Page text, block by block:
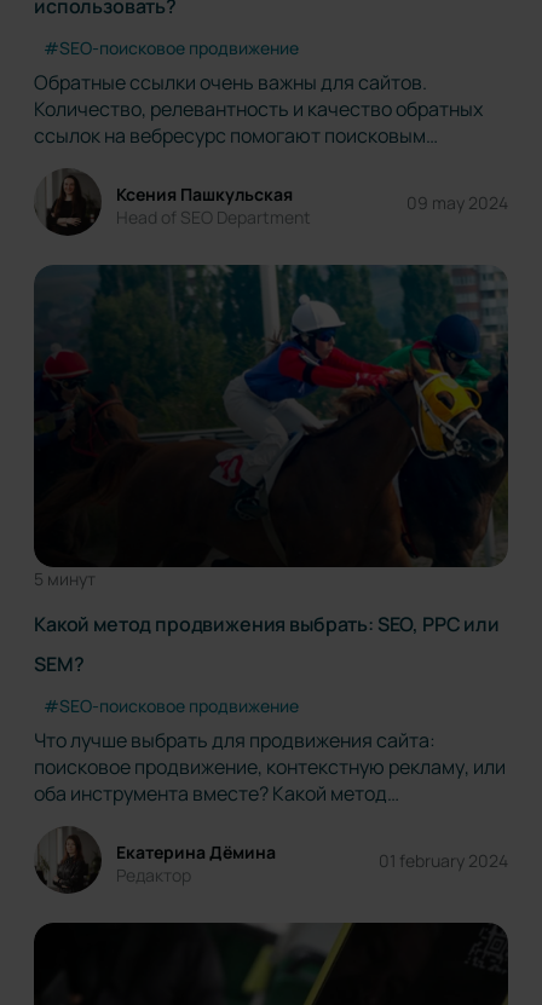
использовать?
#SEO-поисковое продвижение
Обратные ссылки очень важны для сайтов.
Количество, релевантность и качество обратных
ссылок на вебресурс помогают поисковым
системам оценить площадку и присвоить ей
определенный рейтинг. Google анализирует веб-
страницы на основе PageRank, чтобы определить
их приоритетность в результатах поиска.
Получение крауд-линков кажется…
Ксения Пашкульская
Head of SEO Department
09 may 2024
5 минут
Какой метод продвижения выбрать: SEO, PPC или
SEM?
#SEO-поисковое продвижение
Что лучше выбрать для продвижения сайта:
поисковое продвижение, контекстную рекламу, или
оба инструмента вместе? Какой метод
результативнее? А от которого эффект виден
быстрее? Этими вопросом рано или поздно
задается любой владелец бизнеса в интернете.
Что такое поисковая оптимизация (SEO) и…
Екатерина Дёмина
Редактор
01 february 2024